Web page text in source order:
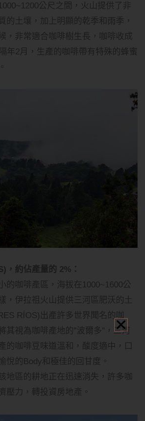
公尺之間，火山提供了非
的土壤，加上明顯的乾季和雨季，
，非常適合咖啡樹生長，咖啡收成
年2月，生產的咖啡帶有特殊的蜂蜜
，約佔產量的 2%：
的咖啡產區，海拔在1000~1600公
，伊拉祖火山提供三河區肥沃的土
RÍOS)出產許多世界聞名的咖
其視為咖啡產地的”波爾多”，三河
的咖啡豆味道溫和，酸度適中，口
悅的Body和極佳的回甘度。
地區的耕地正在迅速消失，許多咖
壓力，轉投資房地產。